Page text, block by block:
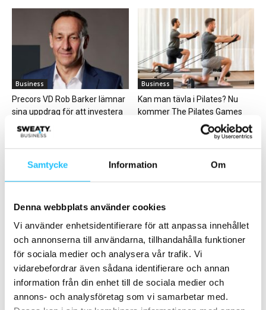
Samtycke Information Om
Denna webbplats använder cookies
Vi använder enhetsidentifierare för att anpassa innehållet
och annonserna till användarna, tillhandahålla funktioner
för sociala medier och analysera vår trafik. Vi
vidarebefordrar även sådana identifierare och annan
information från din enhet till de sociala medier och
annons- och analysföretag som vi samarbetar med.
Business
Precors VD Rob Barker lämnar
sina uppdrag för att investera
i...
Business
Kan man tävla i Pilates? Nu
kommer The Pilates Games
Business
Foodbox: ”Medlemsresan – en
Digitalt
Tomas Öberg & Diana Willman
Ivarsson, Zoezi – Sweaty
Business podcast...